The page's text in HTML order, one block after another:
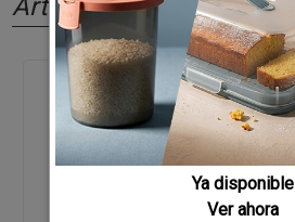
Artículos relacionados
Ya disponible
Ver ahora